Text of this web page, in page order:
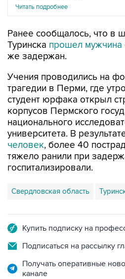
Читать подробнее
Ранее сообщалось, что в
Туринска прошел мужчина
же задержан.
Учения проводились на
трагедии в Перми, где
студент юрфака открыл
корпусов Пермского
национального
университета. В
человек, более 40
тяжело ранили при
госпитализировали.
Свердловская область
Купить подписку на
Подписаться на рассылку
Получать оперативные
канале